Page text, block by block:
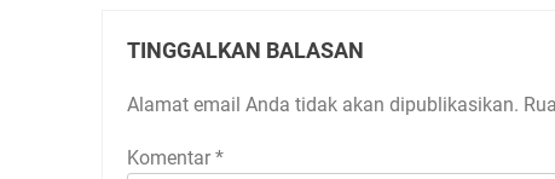
TINGGALKAN BALASAN
Alamat email Anda tidak akan dipublikasikan.
Komentar *